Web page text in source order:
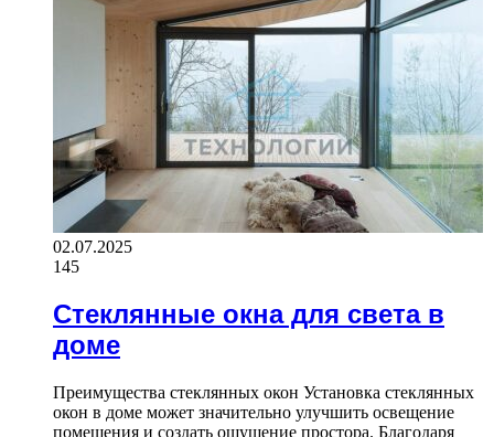
02.07.2025
145
Стеклянные окна для света в
доме
Преимущества стеклянных окон Установка стеклянных
окон в доме может значительно улучшить освещение
помещения и создать ощущение простора. Благодаря